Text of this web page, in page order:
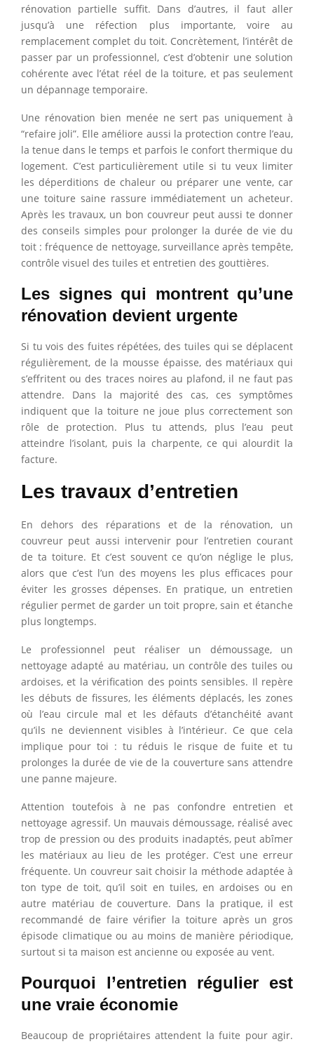
rénovation partielle suffit. Dans d’autres, il faut aller
jusqu’à une réfection plus importante, voire au
remplacement complet du toit. Concrètement, l’intérêt de
passer par un professionnel, c’est d’obtenir une solution
cohérente avec l’état réel de la toiture, et pas seulement
un dépannage temporaire.
Une rénovation bien menée ne sert pas uniquement à
“refaire joli”. Elle améliore aussi la protection contre l’eau,
la tenue dans le temps et parfois le confort thermique du
logement. C’est particulièrement utile si tu veux limiter
les déperditions de chaleur ou préparer une vente, car
une toiture saine rassure immédiatement un acheteur.
Après les travaux, un bon couvreur peut aussi te donner
des conseils simples pour prolonger la durée de vie du
toit : fréquence de nettoyage, surveillance après tempête,
contrôle visuel des tuiles et entretien des gouttières.
Les signes qui montrent qu’une
rénovation devient urgente
Si tu vois des fuites répétées, des tuiles qui se déplacent
régulièrement, de la mousse épaisse, des matériaux qui
s’effritent ou des traces noires au plafond, il ne faut pas
attendre. Dans la majorité des cas, ces symptômes
indiquent que la toiture ne joue plus correctement son
rôle de protection. Plus tu attends, plus l’eau peut
atteindre l’isolant, puis la charpente, ce qui alourdit la
facture.
Les travaux d’entretien
En dehors des réparations et de la rénovation, un
couvreur peut aussi intervenir pour l’entretien courant
de ta toiture. Et c’est souvent ce qu’on néglige le plus,
alors que c’est l’un des moyens les plus efficaces pour
éviter les grosses dépenses. En pratique, un entretien
régulier permet de garder un toit propre, sain et étanche
plus longtemps.
Le professionnel peut réaliser un démoussage, un
nettoyage adapté au matériau, un contrôle des tuiles ou
ardoises, et la vérification des points sensibles. Il repère
les débuts de fissures, les éléments déplacés, les zones
où l’eau circule mal et les défauts d’étanchéité avant
qu’ils ne deviennent visibles à l’intérieur. Ce que cela
implique pour toi : tu réduis le risque de fuite et tu
prolonges la durée de vie de la couverture sans attendre
une panne majeure.
Attention toutefois à ne pas confondre entretien et
nettoyage agressif. Un mauvais démoussage, réalisé avec
trop de pression ou des produits inadaptés, peut abîmer
les matériaux au lieu de les protéger. C’est une erreur
fréquente. Un couvreur sait choisir la méthode adaptée à
ton type de toit, qu’il soit en tuiles, en ardoises ou en
autre matériau de couverture. Dans la pratique, il est
recommandé de faire vérifier la toiture après un gros
épisode climatique ou au moins de manière périodique,
surtout si ta maison est ancienne ou exposée au vent.
Pourquoi l’entretien régulier est
une vraie économie
Beaucoup de propriétaires attendent la fuite pour agir.